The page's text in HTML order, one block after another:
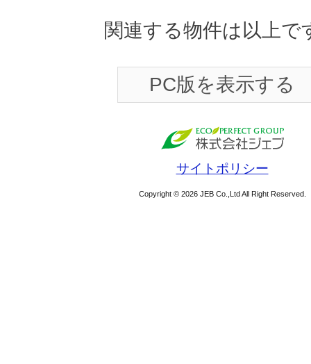
関連する物件は以上で
PC版を表示する
サイトポリシー
Copyright © 2026 JEB Co.,Ltd All Right Reserved.